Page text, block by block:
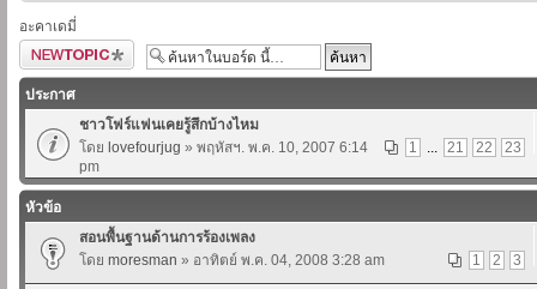
อะคาเดมี่
ตั้งกระทู้ใหม่
ประกาศ
ชาวโฟร์แฟนเคยรู้สึกบ้างไหม
1
... 21 22 23
โดย lovefourjug » พฤหัสฯ. พ.ค. 10, 2007 6:14
pm
หัวข้อ
สอนพื้นฐานด้านการร้องเพลง
1
2 3
โดย moresman » อาทิตย์ พ.ค. 04, 2008 3:28 am